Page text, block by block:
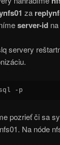
za
server-idna
servery
-p
pozrieť či sa
Na nóde